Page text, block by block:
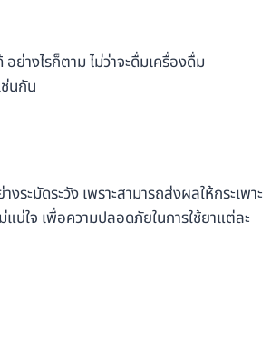
ย่างไรก็ตาม ไม่ว่าจะดื่มเครื่องดื่ม
นกัน
ะมัดระวัง เพราะสามารถส่งผลให้กระเพาะ
น่ใจ เพื่อความปลอดภัยในการใช้ยาแต่ละ